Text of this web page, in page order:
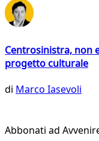
Centrosinistra, non
progetto culturale
di Marco Iasevoli
Abbonati ad